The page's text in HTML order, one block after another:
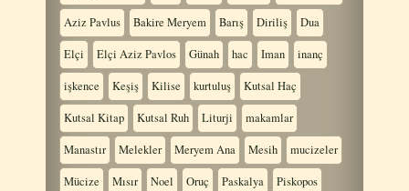
Aziz Pavlus Bakire Meryem Barış Diriliş Dua
Elçi Elçi Aziz Pavlos Günah hac Iman inanç
işkence Keşiş Kilise kurtuluş Kutsal Haç
Kutsal Kitap Kutsal Ruh Liturji makamlar
Manastır Melekler Meryem Ana Mesih mucizeler
Mücize Mısır Noel Oruç Paskalya Piskopos